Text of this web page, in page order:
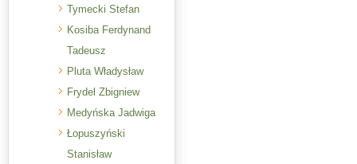
Tymecki Stefan
Kosiba Ferdynand
Tadeusz
Pluta Władysław
Frydel Zbigniew
Medyńska Jadwiga
Łopuszyński
Stanisław